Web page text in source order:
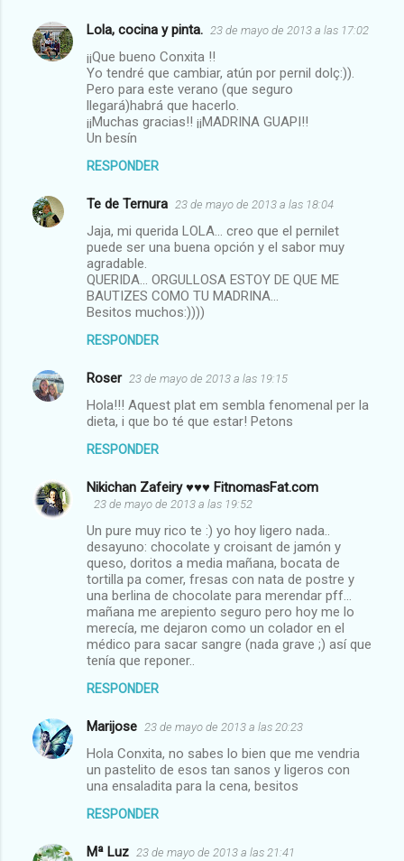
Lola, cocina y pinta. 23 de mayo de 2013 a las 17:02
¡¡Que bueno Conxita !!
Yo tendré que cambiar, atún por pernil dolç:)).
Pero para este verano (que seguro
llegará)habrá que hacerlo.
¡¡Muchas gracias!! ¡¡MADRINA GUAPI!!
Un besín
RESPONDER
Te de Ternura 23 de mayo de 2013 a las 18:04
Jaja, mi querida LOLA... creo que el pernilet
puede ser una buena opción y el sabor muy
agradable.
QUERIDA... ORGULLOSA ESTOY DE QUE ME
BAUTIZES COMO TU MADRINA...
Besitos muchos:))))
RESPONDER
Roser 23 de mayo de 2013 a las 19:15
Hola!!! Aquest plat em sembla fenomenal per la
dieta, i que bo té que estar! Petons
RESPONDER
Nikichan Zafeiry ♥♥♥ FitnomasFat.com
23 de mayo de 2013 a las 19:52
Un pure muy rico te :) yo hoy ligero nada..
desayuno: chocolate y croisant de jamón y
queso, doritos a media mañana, bocata de
tortilla pa comer, fresas con nata de postre y
una berlina de chocolate para merendar pff...
mañana me arepiento seguro pero hoy me lo
merecía, me dejaron como un colador en el
médico para sacar sangre (nada grave ;) así que
tenía que reponer..
RESPONDER
Marijose 23 de mayo de 2013 a las 20:23
Hola Conxita, no sabes lo bien que me vendria
un pastelito de esos tan sanos y ligeros con
una ensaladita para la cena, besitos
RESPONDER
Mª Luz 23 de mayo de 2013 a las 21:41